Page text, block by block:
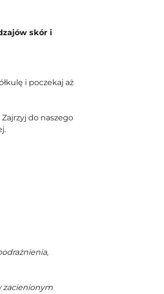
skór i
i poczekaj aż
do naszego
zacienionym